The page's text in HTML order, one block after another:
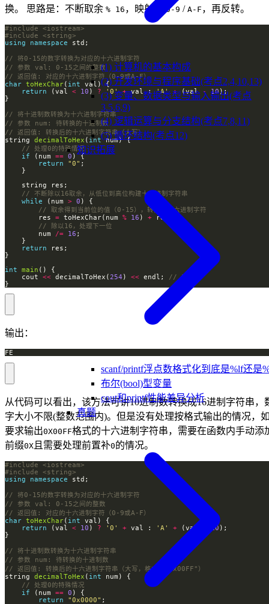
(1) 计算机的基本构成
(2) 开发环境与程序基础(考点2,4,10,13)
(3) 变量、数据类型与输入输出(考点
3,5,6,9)
(4) 逻辑运算与分支结构(考点7,8,11)
(5) 循环结构(考点12)
知识拓展
scanf/printf浮点数格式化到底是%lf还是
布尔(bool)型变量
cout和printf性能差异分析
真题
换。 思路是：不断取余 % 16 ，映射到 0-9 / A-F ，再反转。
#include
<iostream>
#include
<string>
using
namespace
char toHexChar( int
return (val < 10 ) ? '0' + val : 'A' + (val - 10
string decimalToHex ( int
if (num == 0
return
"0"
while (num > 0
        res
= toHexChar(num % 16 ) +
        num
/= 16
return
int
main
    cout
<< decimalToHex(254 ) << endl;
}
输出：
FE
从代码可以看出，该方法可讲10进制数转换成16进制字符串，
字大小不限(整数范围内)。但是没有处理按格式输出的情况，
要求输出0X00FF格式的十六进制字符串，需要在函数内手动添
前缀0X 且需要处理前置补0的情况。
#include
<iostream>
#include
<string>
using
namespace
char toHexChar( int
return (val < 10 ) ? '0' + val : 'A' + (val 10
string decimalToHex ( int
if (num == 0
return
"0x0000"